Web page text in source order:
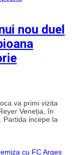
nou duel
va primi vizita
Veneția, în
Partida incepe la